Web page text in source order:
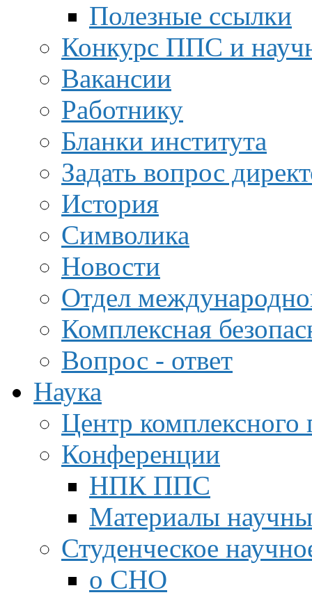
Полезные ссылки
Конкурс ППС и
Вакансии
Работнику
Бланки института
Задать вопрос
История
Символика
Новости
Отдел
Комплексная
Вопрос - ответ
Наука
Центр
Конференции
НПК ППС
Материалы
Студенческое
о СНО